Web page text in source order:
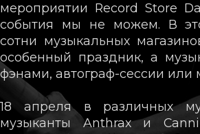
мероприятии Record Store
события мы не можем. В
сотни музыкальных
особенный праздник, а
фэнами, автограф-сессии или
18 апреля в различных
музыканты Anthrax и